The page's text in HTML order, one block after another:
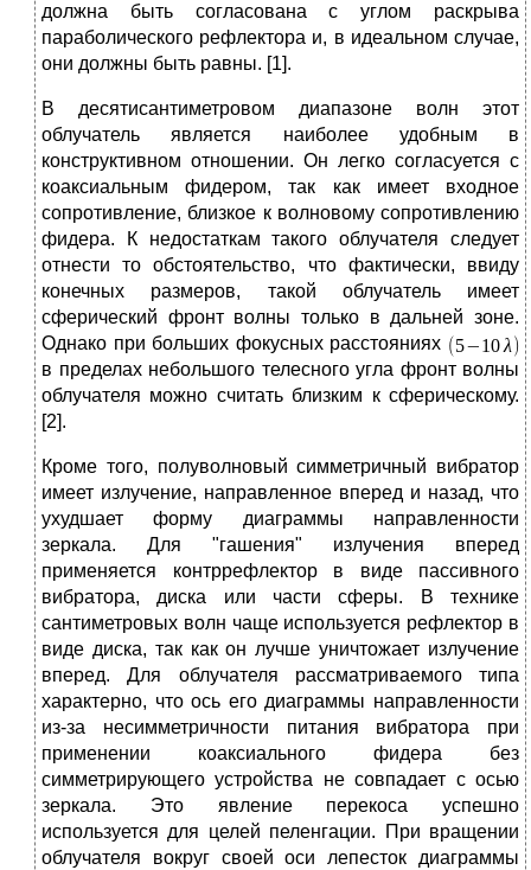
должна быть согласована с углом раскрыва
параболического рефлектора и, в идеальном случае,
они должны быть равны. [1].
В десятисантиметровом диапазоне волн этот
облучатель является наиболее удобным в
конструктивном отношении. Он легко согласуется с
коаксиальным фидером, так как имеет входное
сопротивление, близкое к волновому сопротивлению
фидера. К недостаткам такого облучателя следует
отнести то обстоятельство, что фактически, ввиду
конечных размеров, такой облучатель имеет
сферический фронт волны только в дальней зоне.
Однако при больших фокусных расстояниях
в пределах небольшого телесного угла фронт волны
облучателя можно считать близким к сферическому.
[2].
Кроме того, полуволновый симметричный вибратор
имеет излучение, направленное вперед и назад, что
ухудшает форму диаграммы направленности
зеркала. Для "гашения" излучения вперед
применяется контррефлектор в виде пассивного
вибратора, диска или части сферы. В технике
сантиметровых волн чаще используется рефлектор в
виде диска, так как он лучше уничтожает излучение
вперед. Для облучателя рассматриваемого типа
характерно, что ось его диаграммы направленности
из-за несимметричности питания вибратора при
применении коаксиального фидера без
симметрирующего устройства не совпадает с осью
зеркала. Это явление перекоса успешно
используется для целей пеленгации. При вращении
облучателя вокруг своей оси лепесток диаграммы